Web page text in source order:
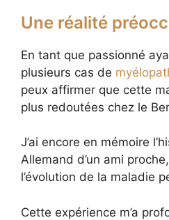
Une réalité
En tant que passionné
plusieurs cas de
peux affirmer que cette
plus redoutées chez le
J’ai encore en mémoire
Allemand d’un ami
l’évolution de la maladie
Cette expérience m’a